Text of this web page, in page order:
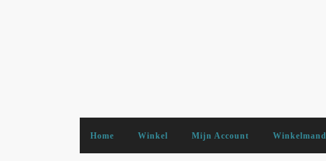
Home Winkel Mijn Account Winkelmand